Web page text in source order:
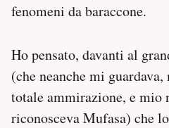
fenomeni da baraccone.
Ho pensato, davanti al
(che neanche mi
totale ammirazione, e mio
riconosceva Mufasa) che